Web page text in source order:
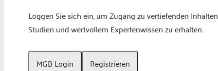
Loggen Sie sich ein, um Zugang zu vertiefenden
Studien und wertvollem Expertenwissen zu erhalten.
MGB Login Registrieren